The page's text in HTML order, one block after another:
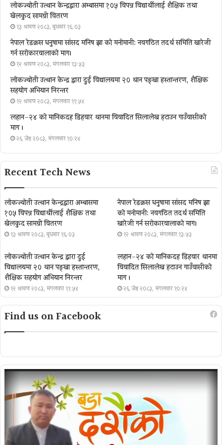
लोकज्योती उत्थान केन्द्रद्वारा अम्बासमा १०५ विपन्न विद्यार्थीलाई शैक्षिक तथा
खेलकुद सामग्री वितरण
१३ श्रावण २०८३, बुधबार १६:०३
नेपाल रेडक्रस धनुषामा सांसद मनिष झा को मनोमानी: नवगठित तदर्थ समिति खारेजी
गर्न सरोकारवालाको माग।
१२ श्रावण २०८३, मंगलवार १३:५३
लोकज्योती उत्थान केन्द्र द्वारा दुई विद्यालयमा २० थान पङ्खा हस्तान्तरण, शैक्षिक
सहयोग अभियान निरन्तर
१२ श्रावण २०८३, मंगलवार ११:५४
लहान–२४ को मानिकदह डिहवार थानमा विवादित सिलालेख हटाउन गाउँवासीको
माग ।
२६ जेष्ठ २०८३, मंगलवार १०:२४
Recent Tech News
लोकज्योती उत्थान केन्द्रद्वारा अम्बासमा
१०५ विपन्न विद्यार्थीलाई शैक्षिक तथा
खेलकुद सामग्री वितरण
१३ श्रावण २०८३, बुधबार १६:०३
नेपाल रेडक्रस धनुषामा सांसद मनिष झा
को मनोमानी: नवगठित तदर्थ समिति
खारेजी गर्न सरोकारवालाको माग।
१२ श्रावण २०८३, मंगलवार १३:५३
लोकज्योती उत्थान केन्द्र द्वारा दुई
विद्यालयमा २० थान पङ्खा हस्तान्तरण,
शैक्षिक सहयोग अभियान निरन्तर
१२ श्रावण २०८३, मंगलवार ११:५४
लहान–२४ को मानिकदह डिहवार थानमा
विवादित सिलालेख हटाउन गाउँवासीको
माग ।
२६ जेष्ठ २०८३, मंगलवार १०:२४
Find us on Facebook